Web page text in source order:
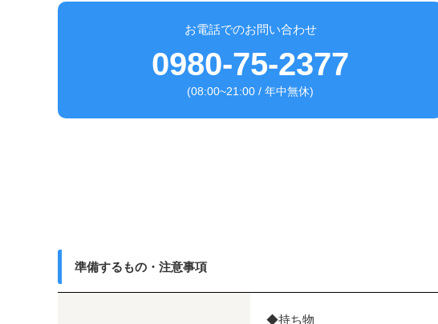
お電話でのお問い合わせ
0980-75-2377
(08:00~21:00 / 年中無休)
準備するもの・注意事項
◆持ち物